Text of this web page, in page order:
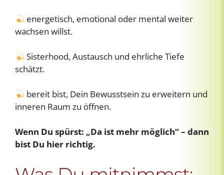
energetisch, emotional oder mental weiter
wachsen willst.
Sisterhood, Austausch und ehrliche Tiefe
schätzt.
bereit bist, Dein Bewusstsein zu erweitern und
inneren Raum zu öffnen.
Wenn Du spürst: „Da ist mehr möglich“ – dann
bist Du hier richtig.